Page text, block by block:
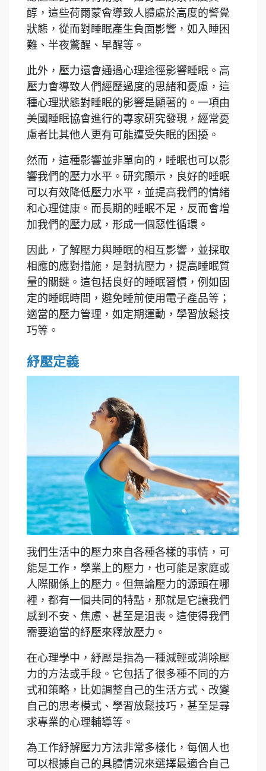
醇，這些荷爾蒙會導致人體處於高度的警覺
狀態，從而對睡眠產生負面影響，如入睡困
難、半夜驚醒、早醒等。
此外，壓力還會通過心理途徑影響睡眠。高
壓力會導致人們經歷過度的思緒和憂慮，這
種心理狀態對睡眠的影響是顯著的。一項由
美國睡眠協會進行的專家研究發現，經常憂
慮者比其他人更有可能遭受失眠的困擾。
然而，這種影響並非單向的，睡眠也可以影
響我們的壓力水平。研究顯示，良好的睡眠
可以有效降低壓力水平，並提高我們的情緒
和心理健康。而長期的睡眠不足，反而會增
加我們的壓力感，形成一個惡性循環。
因此，了解壓力與睡眠的相互影響，並採取
相應的應對措施，是對抗壓力，提高睡眠質
量的關鍵。這包括良好的睡眠習慣，例如固
定的睡眠時間，避免睡前使用電子產品等；
適當的壓力管理，如定期運動，學習放鬆技
巧等。
紓壓定義
我們生活中的壓力來自各種各樣的事情，可
能是工作，學業上的壓力，也可能是家庭或
人際關係上的壓力。但無論壓力的源頭在哪
裡，都有一個共同的特點，那就是它讓我們
感到不安、焦慮、甚至是沮喪。這使得我們
需要適當的紓壓來釋放壓力。
在心理學中，紓壓是指為一種減輕或消除壓
力的方法或手段。它包括了很多種不同的方
式和策略，比如調整自己的生活方式、改變
自己的思考模式、學習放鬆技巧，甚至是尋
求專業的心理輔導等。
為工作紓解壓力方法非常多樣化，每個人也
可以根據自己的具體情況來選擇最適合自己